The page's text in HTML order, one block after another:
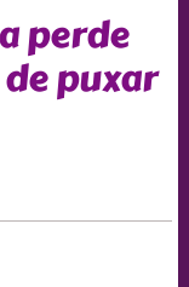
perde
puxar